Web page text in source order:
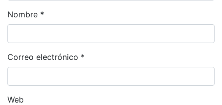
Nombre *
Correo electrónico *
Web